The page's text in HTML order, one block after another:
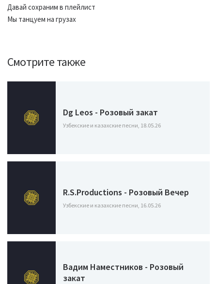
Давай сохраним в плейлист
Мы танцуем на грузах
Смотрите также
Dg Leos - Розовый закат
Узбекские и казахские песни, 18.05.26
R.S.Productions - Розовый Вечер
Узбекские и казахские песни, 16.05.26
Вадим Наместников - Розовый
закат